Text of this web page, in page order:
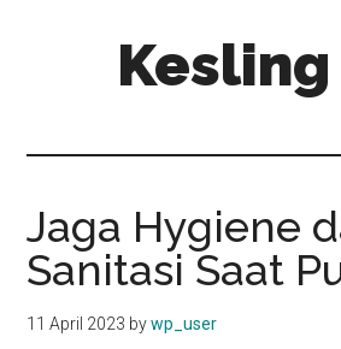
Jaga Hygiene
Sanitasi Saat
11 April 2023 bywp_user